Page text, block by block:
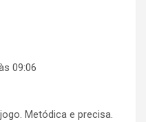
09:06
Metódica e precisa.